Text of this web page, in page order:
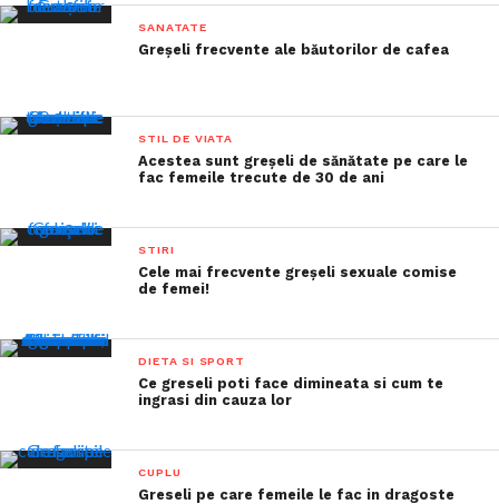
SANATATE
Greșeli frecvente ale băutorilor de cafea
STIL DE VIATA
Acestea sunt greșeli de sănătate pe care le
fac femeile trecute de 30 de ani
STIRI
Cele mai frecvente greşeli sexuale comise
de femei!
DIETA SI SPORT
Ce greseli poti face dimineata si cum te
ingrasi din cauza lor
CUPLU
Greseli pe care femeile le fac in dragoste